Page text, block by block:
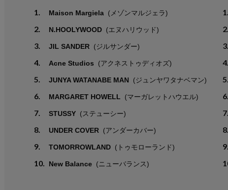
1. Maison Margiela (メゾンマルジェラ)
2. N.HOOLYWOOD (エヌハリウッド)
3. JIL SANDER (ジルサンダー)
4. Acne Studios (アクネストゥディオズ)
5. JUNYA WATANABE MAN (ジュンヤワタナベマン)
6. MARGARET HOWELL (マーガレットハウエル)
7. STUSSY (ステューシー)
8. UNDER COVER (アンダーカバー)
9. TOMORROWLAND (トゥモローランド)
10. New Balance (ニューバランス)
1.
2.
3.
4.
5.
6.
7.
8.
9.